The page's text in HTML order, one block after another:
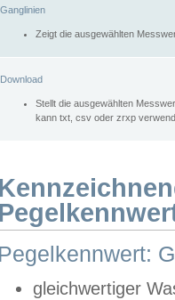
Ganglinien
Zeigt die ausgewählten
Download
Stellt die ausgewählten
kann txt, csv oder zrxp
Pegelkennwert:
gleichwertiger